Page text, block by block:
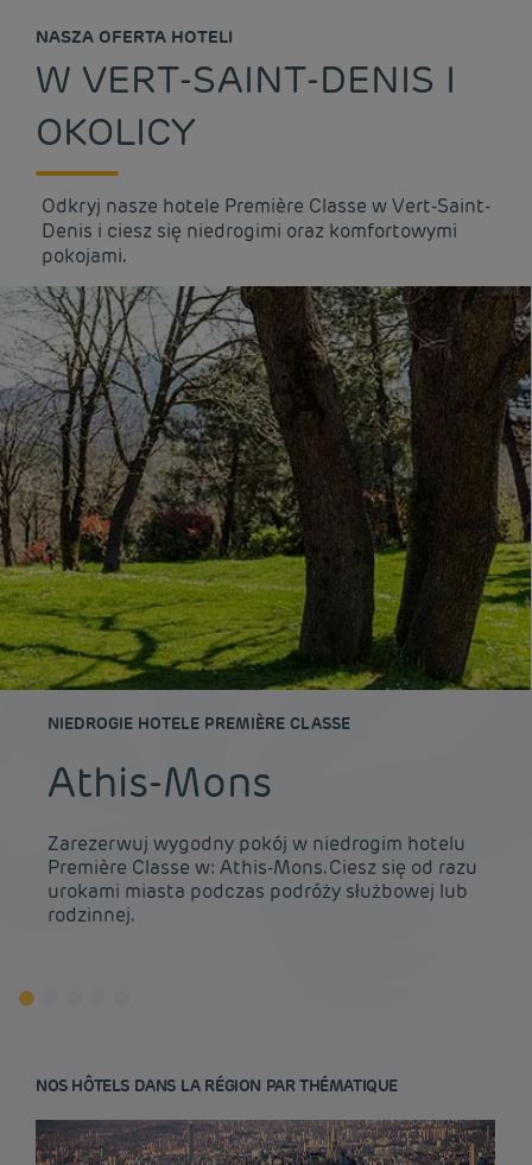
NASZA OFERTA HOTELI
W VERT-SAINT-DENIS I
OKOLICY
Odkryj nasze hotele Première Classe w Vert-Saint-
Denis i ciesz się niedrogimi oraz komfortowymi
pokojami.
NIEDROGIE HOTELE PREMIÈRE CLASSE
Athis-Mons
Zarezerwuj wygodny pokój w niedrogim hotelu
Première Classe w: Athis-Mons. Ciesz się od razu
urokami miasta podczas podróży służbowej lub
rodzinnej.
NOS HÔTELS DANS LA RÉGION PAR THÉMATIQUE